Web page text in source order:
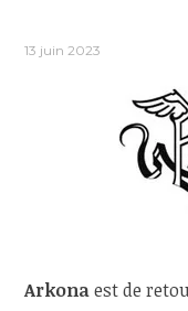
13 juin 2023
Arkonaest de